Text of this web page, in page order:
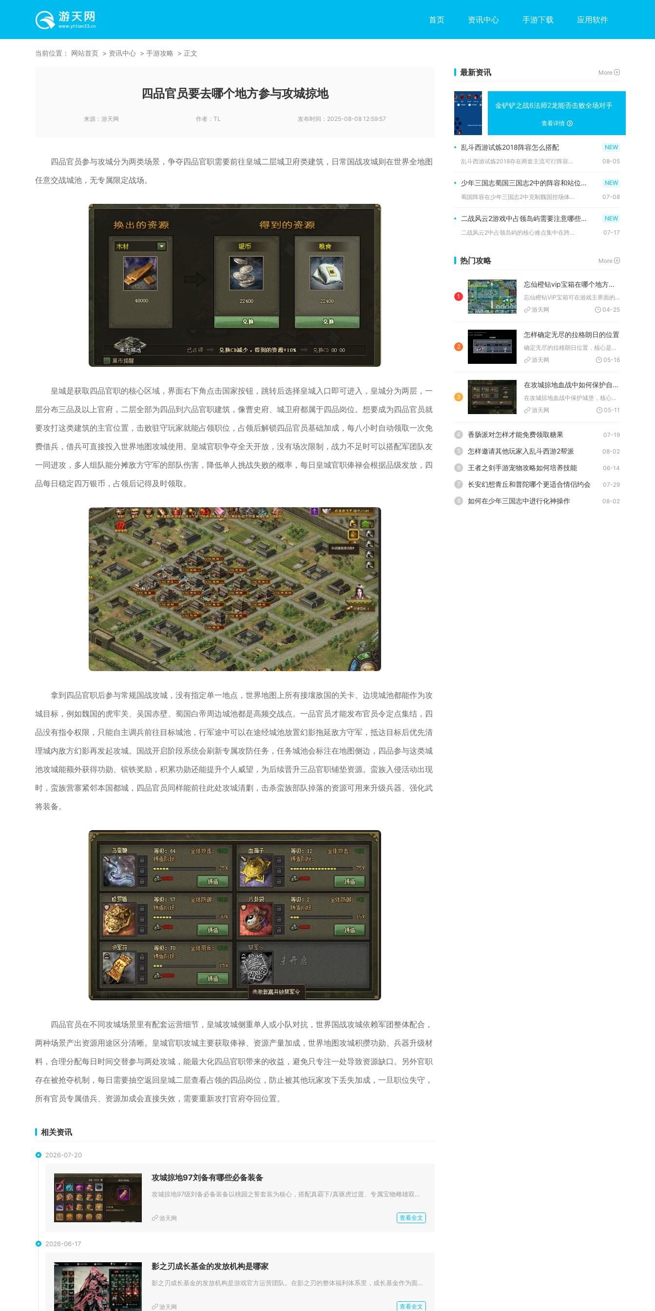
首页 资讯中心 手游下载 应用软件
当前位置： 网站首页 资讯中心 手游攻略 正文
四品官员要去哪个地方参与攻城掠地
来源： 游天网 作者： TL 发布时间： 2025-08-08 12:59:57
四品官员参与攻城分为两类场景，争夺四品官职需要前往皇城二层城卫府类建筑，日常国战攻城则在世界全地图
任意交战城池，无专属限定战场。
皇城是获取四品官职的核心区域，界面右下角点击国家按钮，跳转后选择皇城入口即可进入，皇城分为两层，一
层分布三品及以上官府，二层全部为四品到六品官职建筑，像曹史府、城卫府都属于四品岗位。想要成为四品官员就
要攻打这类建筑的主官位置，击败驻守玩家就能占领职位，占领后解锁四品官员基础加成，每八小时自动领取一次免
费借兵，借兵可直接投入世界地图攻城使用。皇城官职争夺全天开放，没有场次限制，战力不足时可以搭配军团队友
一同进攻，多人组队能分摊敌方守军的部队伤害，降低单人挑战失败的概率，每日皇城官职俸禄会根据品级发放，四
品每日稳定四万银币，占领后记得及时领取。
拿到四品官职后参与常规国战攻城，没有指定单一地点，世界地图上所有接壤敌国的关卡、边境城池都能作为攻
城目标，例如魏国的虎牢关、吴国赤壁、蜀国白帝周边城池都是高频交战点。一品官员才能发布官员令定点集结，四
品没有指令权限，只能自主调兵前往目标城池，行军途中可以在途经城池放置幻影拖延敌方守军，抵达目标后优先清
理城内敌方幻影再发起攻城。国战开启阶段系统会刷新专属攻防任务，任务城池会标注在地图侧边，四品参与这类城
池攻城能额外获得功勋、镔铁奖励，积累功勋还能提升个人威望，为后续晋升三品官职铺垫资源。蛮族入侵活动出现
时，蛮族营寨紧邻本国都城，四品官员同样能前往此处攻城清剿，击杀蛮族部队掉落的资源可用来升级兵器、强化武
将装备。
四品官员在不同攻城场景里有配套运营细节，皇城攻城侧重单人或小队对抗，世界国战攻城依赖军团整体配合，
两种场景产出资源用途区分清晰。皇城官职攻城主要获取俸禄、资源产量加成，世界地图攻城积攒功勋、兵器升级材
料，合理分配每日时间交替参与两处攻城，能最大化四品官职带来的收益，避免只专注一处导致资源缺口。另外官职
存在被抢夺机制，每日需要抽空返回皇城二层查看占领的四品岗位，防止被其他玩家攻下丢失加成，一旦职位失守，
所有官员专属借兵、资源加成会直接失效，需要重新攻打官府夺回位置。
相关资讯
2026-07-20
攻城掠地97刘备有哪些必备装备
攻城掠地97级刘备必备装备以桃园之誓套装为核心，搭配真霸下/真驱虎过渡、专属宝物雌雄双股剑、攻防型御宝及统率宝石，围绕生...
游天网 查看全文
2026-06-17
影之刃成长基金的发放机构是哪家
影之刃成长基金的发放机构是游戏官方运营团队。在影之刃的整体福利体系里，成长基金作为面向长期养成玩家的核心福利项目，全程由...
游天网 查看全文
最新资讯 More
金铲铲之战6法师2龙能否击败全场对手
查看详情
乱斗西游试炼2018阵容怎么搭配
乱斗西游试炼2018存在两套主流可行阵容，平民首选地藏菩萨、... 08-05
少年三国志蜀国三国志2中的阵容和站位需要注意哪些克制和被克制的关系
蜀国阵容在少年三国志2中克制魏国控场体系，被吴国灼烧持续队、... 07-08
二战风云2游戏中占领岛屿需要注意哪些问题
二战风云2中占领岛屿的核心难点集中在跨海投送、滩头攻坚、长期... 07-17
热门攻略 More
1
忘仙橙钻vip宝箱在哪个地方可以找到
忘仙橙钻VIP宝箱可在游戏主界面的VIP特权中心直接找到，同...
游天网
04-25
2
怎样确定无尽的拉格朗日的位置
确定无尽的拉格朗日位置，核心是依托星系地图的坐标系统、标记功...
游天网
05-16
3
在攻城掠地血战中如何保护自己的城堡
在攻城掠地血战中保护城堡，核心是构建“城防加固+武将配置+兵...
游天网
05-11
4 香肠派对怎样才能免费领取糖果 07-19
5 怎样邀请其他玩家入乱斗西游2帮派 08-02
6 王者之剑手游宠物攻略如何培养技能 06-14
7 长安幻想青丘和普陀哪个更适合情侣约会 07-29
8 如何在少年三国志中进行化神操作 08-02